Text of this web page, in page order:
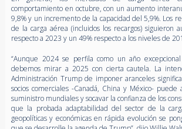
comportamiento en octubre, con un aumento
9,8% y un incremento de la capacidad del 5,9%. Los
de la carga aérea (incluidos los recargos) siguieron
respecto a 2023 y un 49% respecto a los niveles de
“Aunque 2024 se perfila como un año
debemos mirar a 2025 con cierta cautela. La
Administración Trump de imponer aranceles
socios comerciales -Canadá, China y México- puede
suministro mundiales y socavar la confianza de los
que la probada adaptabilidad del sector de la
geopolíticas y económicas en rápida evolución se